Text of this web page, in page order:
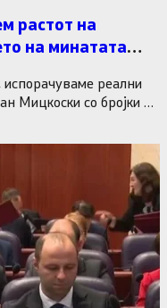
растот на
на минатата
реални
Мицкоски со бројки и